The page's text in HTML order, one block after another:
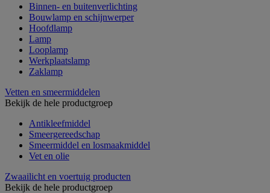
Binnen- en buitenverlichting
Bouwlamp en schijnwerper
Hoofdlamp
Lamp
Looplamp
Werkplaatslamp
Zaklamp
Vetten en smeermiddelen
Bekijk de hele productgroep
Antikleefmiddel
Smeergereedschap
Smeermiddel en losmaakmiddel
Vet en olie
Zwaailicht en voertuig producten
Bekijk de hele productgroep